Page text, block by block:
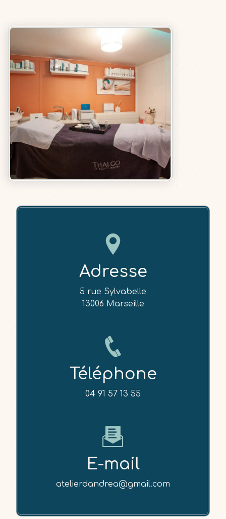
Adresse
5 rue Sylvabelle
13006 Marseille
Téléphone
04 91 57 13 55
E-mail
atelierdandrea@gmail.com